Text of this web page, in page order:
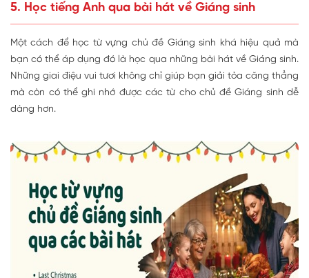
5. Học tiếng Anh qua bài hát về Giáng sinh
Một cách để học từ vựng chủ đề Giáng sinh khá hiệu quả mà
bạn có thể áp dụng đó là học qua những bài hát về Giáng sinh.
Những giai điệu vui tươi không chỉ giúp bạn giải tỏa căng thẳng
mà còn có thể ghi nhớ được các từ cho chủ đề Giáng sinh dễ
dàng hơn.